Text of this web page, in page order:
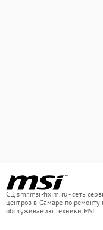
СЦ smr.msi-fixim.ru - сеть
центров в Самаре по ремонту
обслуживанию техники MSI